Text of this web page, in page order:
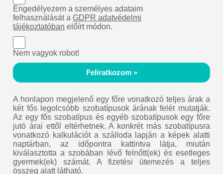
Engedélyezem a személyes adataim
felhasználását aGDPR adatvédelmi
tájékoztatóban előírt módon.
Nem vagyok robot!
Feliratkozom »
A honlapon megjelenő egy főre vonatkozó teljes árak a
két fős legolcsóbb szobatípusok árának felét mutatják.
Az egy fős szobatípus és egyéb szobatípusok egy főre
jutó árai ettől eltérhetnek. A konkrét más szobatípusra
vonatkozó kalkulációt a szálloda lapján a képek alatti
naptárban, az időpontra kattintva látja, miután
kiválasztotta a szobában lévő felnőtt(ek) és esetleges
gyermek(ek) számát. A fizetési ütemezés a teljes
összeg alatt látható.